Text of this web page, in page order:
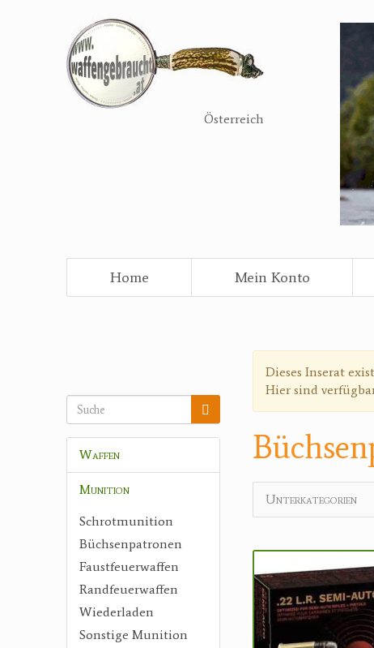
Österreich
Home
Mein Konto
Waffen
Munition
Schrotmunition
Büchsenpatronen
Faustfeuerwaffen
Randfeuerwaffen
Wiederladen
Sonstige Munition
Warnmeldung
Dieses Inserat
Hier sind
Unterkategorien